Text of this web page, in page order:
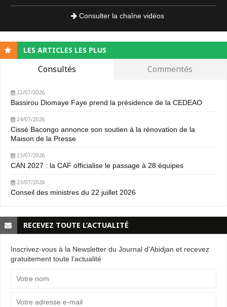
Consulter la chaîne vidéos
LES ARTICLES LES PLUS
Consultés Commentés
22/07/2026
Bassirou Diomaye Faye prend la présidence de la CEDEAO
24/07/2026
Cissé Bacongo annonce son soutien à la rénovation de la
Maison de la Presse
23/07/2026
CAN 2027 : la CAF officialise le passage à 28 équipes
23/07/2026
Conseil des ministres du 22 juillet 2026
RECEVEZ TOUTE L’ACTUALITÉ
Inscrivez-vous à la Newsletter du Journal d'Abidjan et recevez
gratuitement toute l’actualité